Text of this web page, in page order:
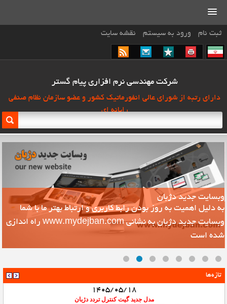
ثبت نام ورود به سیستم نقشه سایت
شرکت مهندسی نرم افزاری پیام گستر
دارای رتبه از شورای عالی انفورماتیک کشور و عضو سازمان نظام صنفی
رایانه ای
وبسایت جدید دژبان
به دلیل اهمیت به روز بودن رابط کاربری و ارتباط بهتر ما با شما
وبسایت جدید دژبان به نشانی www.mydejban.com راه اندازی
شده است
تازه‌ها
1405/05/18
مدل جدید گیت کنترل تردد دژبان